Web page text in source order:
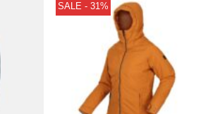
SALE - 31%